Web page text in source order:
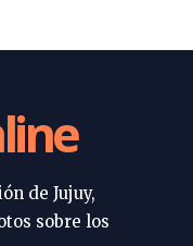
de Jujuy,
sobre los